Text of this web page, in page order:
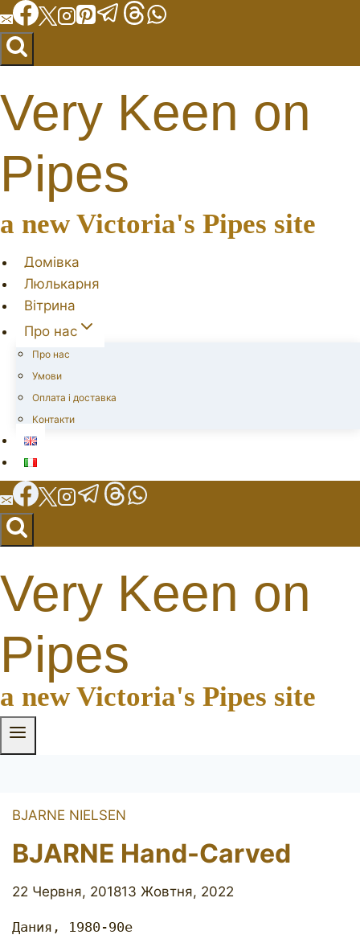
Перейти
до
вмісту
Very Keen on
Pipes
a new Victoria's Pipes site
Домівка
Люлькарня
Вітрина
Про нас
Про нас
Умови
Оплата і доставка
Контакти
Very Keen on
Pipes
a new Victoria's Pipes site
BJARNE NIELSEN
BJARNE Hand-Carved
22 Червня, 201813 Жовтня, 2022
Дания, 1980-90е